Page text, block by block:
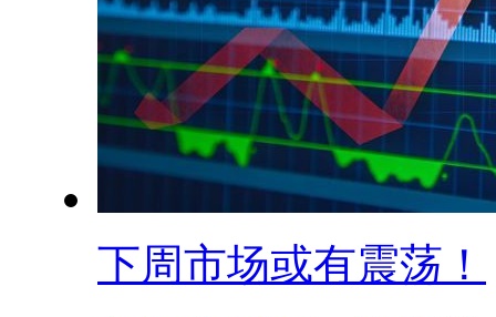
下周市场或有震荡！